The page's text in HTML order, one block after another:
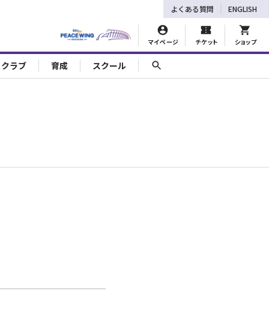
マイページ チケット ショップ
よくある質問 ENGLISH
ラブ 育成 スクール